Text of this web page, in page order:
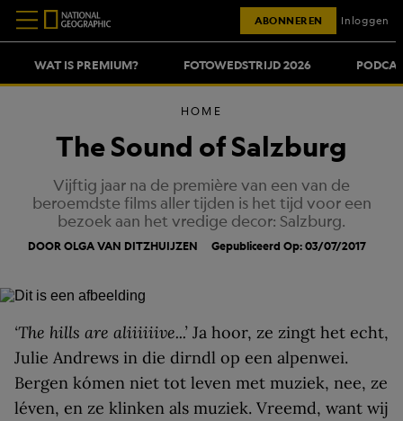
WAT IS PREMIUM? FOTOWEDSTRIJD 2026
ABONNEREN Inloggen
HOME
The Sound of Salzburg
Vijftig jaar na de première van een van de
beroemdste films aller tijden is het tijd voor een
bezoek aan het vredige decor: Salzburg.
DOOR OLGA VAN DITZHUIJZEN Gepubliceerd Op: 03/07/2017
‘The hills are aliiiiiive...’ Ja hoor, ze zingt het echt,
Julie Andrews in die dirndl op een alpenwei.
Bergen kómen niet tot leven met muziek, nee, ze
léven, en ze klinken als muziek. Vreemd, want wij